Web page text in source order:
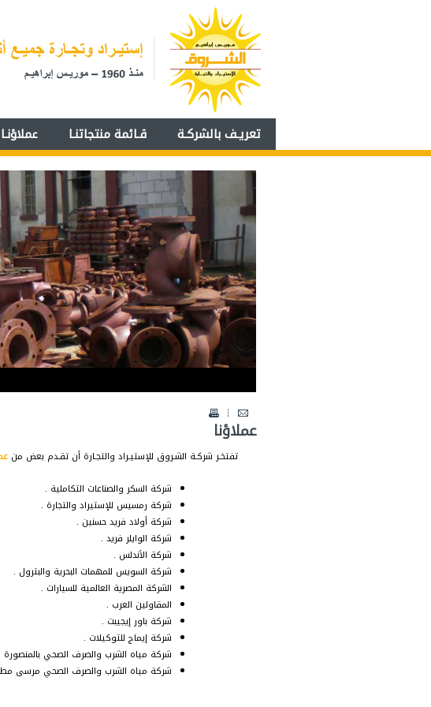
تعريـف بالشركـة قـائمة منتجاتنـا عملاؤنـا
عملاؤنا
. تفتخـر شركـة الشـروق للإستيـراد والتجـارة أن تقـدم بعض من
شركة السكر والصناعات التكاملية .
شركة رمسيس للإستيراد والتجارة .
شركة أولاد فريد حسنين .
شركة الوايلر فريد .
شركة الأندلس .
شركة السويس للمهمات البحرية والبترول .
الشركة المصرية العالمية للسيارات .
المقاولين العرب .
شركة باور إيجيبت .
شركة إيماج للتوكيلات .
شركة مياه الشرب والصرف الصحي بالمنصورة
شركة مياه الشرب والصرف الصحي مرسى